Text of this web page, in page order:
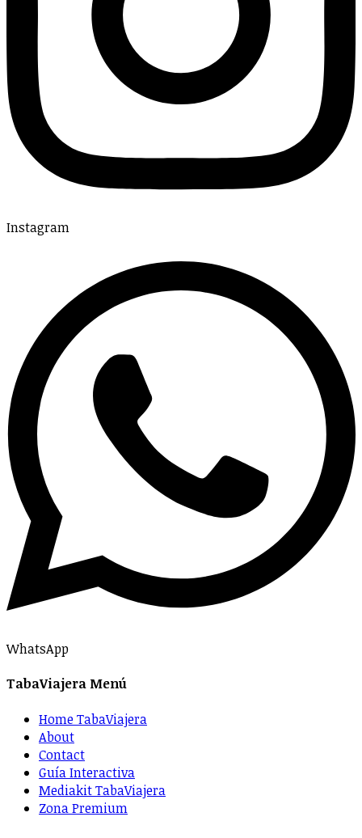
Instagram
WhatsApp
TabaViajera Menú
Home TabaViajera
About
Contact
Guía Interactiva
Mediakit TabaViajera
Zona Premium